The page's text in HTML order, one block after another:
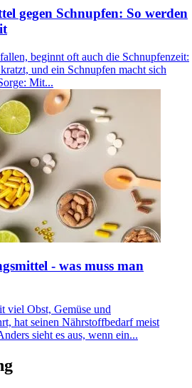
gegen Schnupfen: So werden
beginnt oft auch die Schnupfenzeit:
und ein Schnupfen macht sich
Mit...
- was muss man
viel Obst, Gemüse und
hat seinen Nährstoffbedarf meist
sieht es aus, wenn ein...